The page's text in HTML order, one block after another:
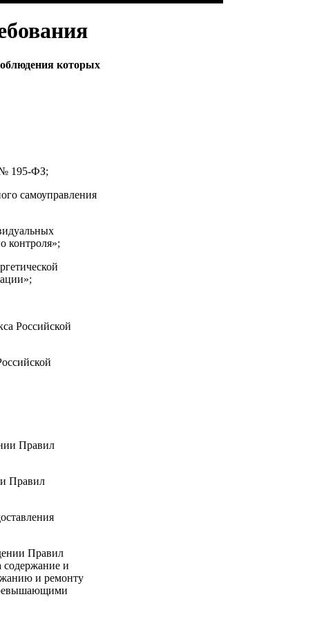
которых
№ 195-ФЗ;
самоуправления
контроля»;
Российской
Правил
Правил
Правил
содержание и
и ремонту